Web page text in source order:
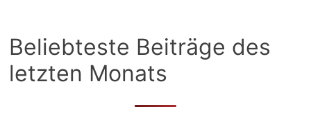
Beliebteste Beiträge des
letzten Monats